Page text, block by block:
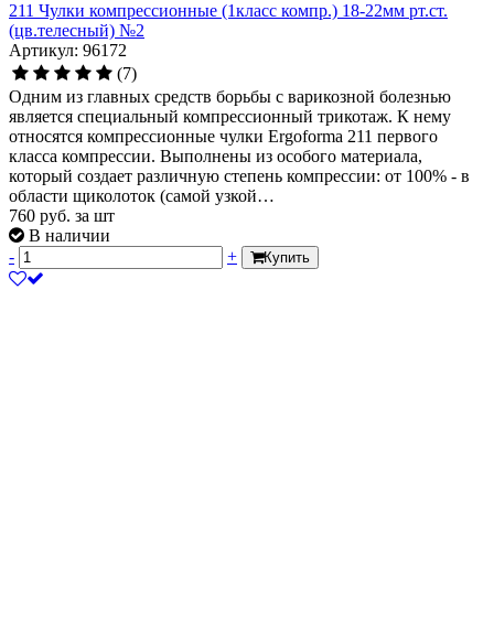
211 Чулки компрессионные (1класс компр.) 18-22мм рт.ст.
(цв.телесный) №2
Артикул: 96172
(7)
Одним из главных средств борьбы с варикозной болезнью
является специальный компрессионный трикотаж. К нему
относятся компрессионные чулки Ergoforma 211 первого
класса компрессии. Выполнены из особого материала,
который создает различную степень компрессии: от 100% - в
области щиколоток (самой узкой…
760 руб. за шт
В наличии
-
+ Купить